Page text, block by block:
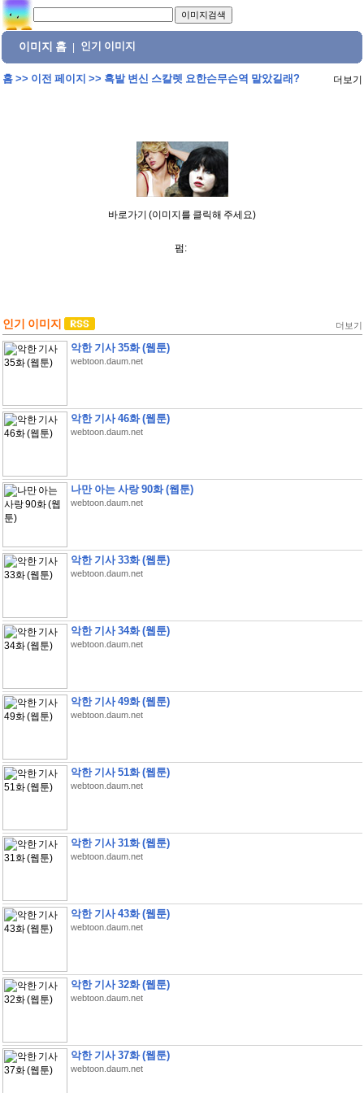
이미지 홈 인기 이미지
홈>> 이전 페이지 >> 흑발 변신 스칼렛 요한슨무슨역 맡았길래? 더보기
바로가기 (이미지를 클릭해 주세요)
펌:
인기 이미지 더보기
악한 기사 35화 (웹툰)
webtoon.daum.net
악한 기사 46화 (웹툰)
webtoon.daum.net
나만 아는 사랑 90화 (웹툰)
webtoon.daum.net
악한 기사 33화 (웹툰)
webtoon.daum.net
악한 기사 34화 (웹툰)
webtoon.daum.net
악한 기사 49화 (웹툰)
webtoon.daum.net
악한 기사 51화 (웹툰)
webtoon.daum.net
악한 기사 31화 (웹툰)
webtoon.daum.net
악한 기사 43화 (웹툰)
webtoon.daum.net
악한 기사 32화 (웹툰)
webtoon.daum.net
악한 기사 37화 (웹툰)
webtoon.daum.net